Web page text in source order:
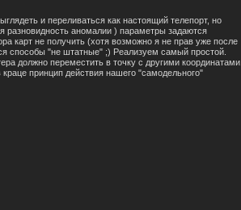
и переливаться как настоящий телепорт, но
разновидность аномалии ) параметры задаются
карт не получить (хотя возможно я не прав уже после
способы "не штатные" ;) Реализуем самый простой.
должно переместить в точку с другими координатами.
принцип действия нашего "самодельного"